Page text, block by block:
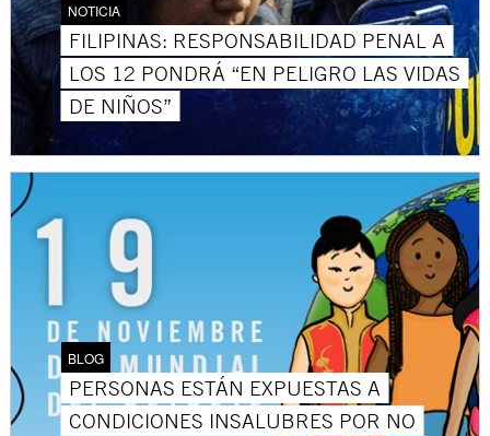
NOTICIA
FILIPINAS: RESPONSABILIDAD PENAL A
LOS 12 PONDRÁ “EN PELIGRO LAS VIDAS
DE NIÑOS”
BLOG
PERSONAS ESTÁN EXPUESTAS A
CONDICIONES INSALUBRES POR NO